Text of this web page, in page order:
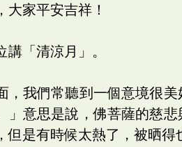
大家平安吉祥！
講「清涼月」。
，我們常聽到一個意境很
」意思是說，佛菩薩的慈
但是有時候太熱了，被晒得